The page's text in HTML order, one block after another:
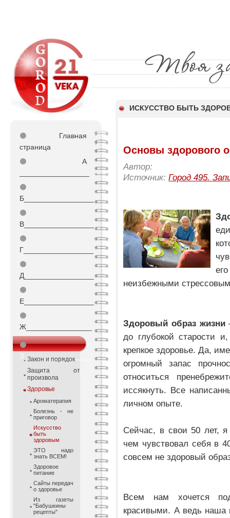
ИСКУССТВО БЫТЬ
⚫
Главная
страница
⚫
А
⚫
Б_________________
⚫
В_________________
⚫
Г_________________
⚫
Д_________________
⚫
Е_________________
⚫
Ж________________
⚫
З_________________
Закон и порядок
Защита от
произвола
Здоровье
Ароматерапия
Болезнь - не
приговор
Искусство
быть
здоровым
ЭТО надо
знать ВСЕМ!
Здоровое
питание
Сайты передач
о здоровье
Из газеты
"Бабушкины
рецепты"
Основы здорового
Автор:
Источник:Город 495.
неизбежными
Здоровый образ жизни
до глубокой старости
крепкое здоровье. Да,
огромный запас
относиться
иссякнуть. Все
личном опыте.
Сейчас, в свои 50 лет,
чем чувствовал себя в
совсем не здоровый
Всем нам хочется
красивыми. А ведь наша